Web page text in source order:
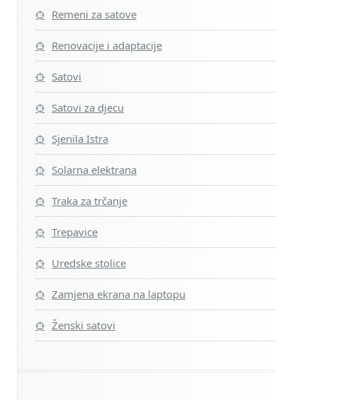
Remeni za satove
Renovacije i adaptacije
Satovi
Satovi za djecu
Sjenila Istra
Solarna elektrana
Traka za trčanje
Trepavice
Uredske stolice
Zamjena ekrana na laptopu
Ženski satovi